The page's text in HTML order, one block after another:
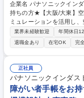
企業名 パナソニックインダストリー株式
持ちの方★【大阪/大東】空調モ
ミュレーションを活用し
文書作成、試作手配を担当していただき
ットフォーム商材の量産立
ーションも活用した磁気
書の作成などの業務を担
けるポジションを判断させていただきます 募
持ちの方★【大阪/大東】
業界未経験歓迎 年間休日
退職金あり
在宅OK 完
正社員
パナソニックインダス
障がい者手帳をお